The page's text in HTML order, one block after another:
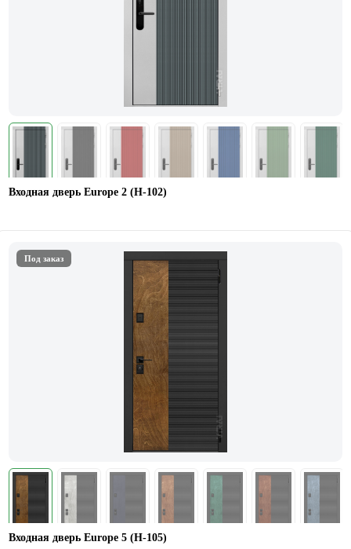
Входная дверь Europe 2 (Н-102)
Под заказ
Входная дверь Europe 5 (H-105)